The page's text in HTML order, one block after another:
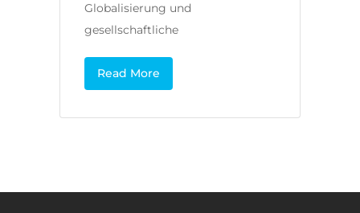
Globalisierung und
gesellschaftliche
Read More